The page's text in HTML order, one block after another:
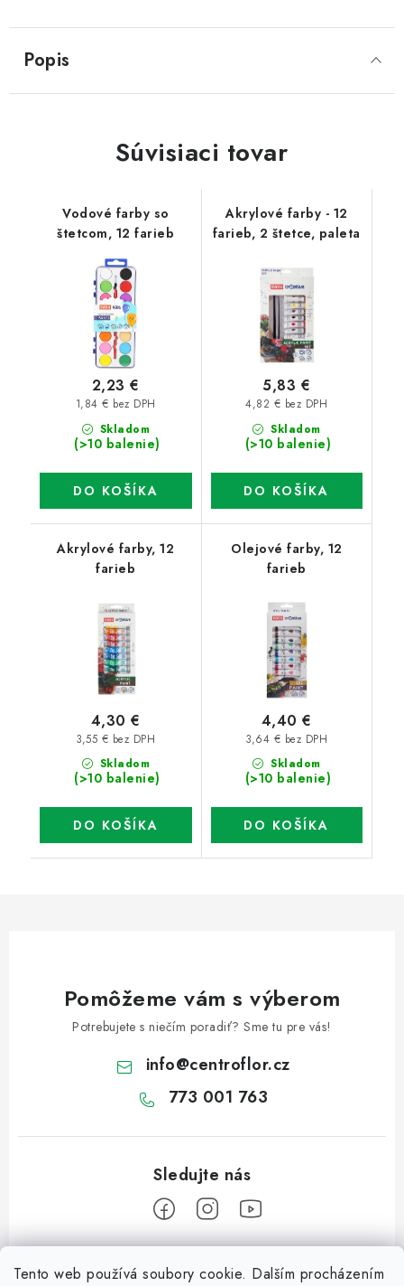
Tento web používá soubory cookie. Dalším procházením
Popis
Súvisiaci tovar
Vodové farby so
štetcom, 12 farieb
Skladom
(>10 balenie)
1,84 € bez DPH
2,23 €
DO KOŠÍKA
Akrylové farby - 12
farieb, 2 štetce, paleta
Skladom
(>10 balenie)
4,82 € bez DPH
5,83 €
DO KOŠÍKA
Akrylové farby, 12
farieb
Skladom
(>10 balenie)
3,55 € bez DPH
4,30 €
DO KOŠÍKA
Olejové farby, 12
farieb
Skladom
(>10 balenie)
3,64 € bez DPH
4,40 €
DO KOŠÍKA
Pomôžeme vám s výberom
Potrebujete s niečím poradiť? Sme tu pre vás!
info@centroflor.cz
773 001 763
Z